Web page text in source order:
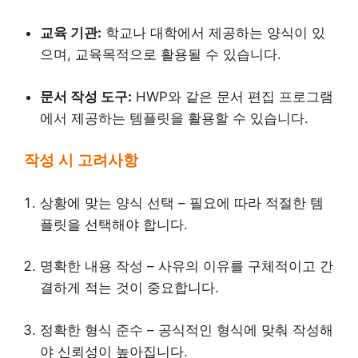
교육 기관: 학교나 대학에서 제공하는 양식이 있
으며, 교육목적으로 활용될 수 있습니다.
문서 작성 도구: HWP와 같은 문서 편집 프로그램
에서 제공하는 템플릿을 활용할 수 있습니다.
작성 시 고려사항
상황에 맞는 양식 선택 – 필요에 따라 적절한 템
플릿을 선택해야 합니다.
명확한 내용 작성 – 사유의 이유를 구체적이고 간
결하게 적는 것이 중요합니다.
정확한 형식 준수 – 공식적인 형식에 맞춰 작성해
야 신뢰성이 높아집니다.